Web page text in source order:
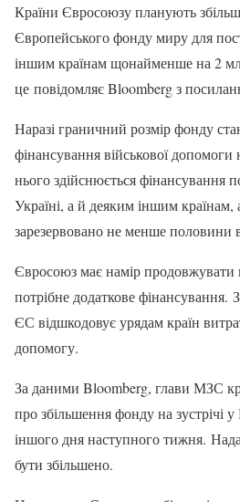
Країни Євросоюзу планують
Європейського фонду миру для
іншим країнам щонайменше на 2
це повідомляє Bloomberg з
Наразі граничний розмір фонду
фінансування військової
нього здійснюється фінансування
Україні, а й деяким іншим країнам,
зарезервовано не менше половини
Євросоюз має намір продовжувати
потрібне додаткове фінансування.
ЄС відшкодовує урядам країн
допомогу.
За даними Bloomberg, глави МЗС
про збільшення фонду на зустрічі
іншого дня наступного тижня.
бути збільшено.